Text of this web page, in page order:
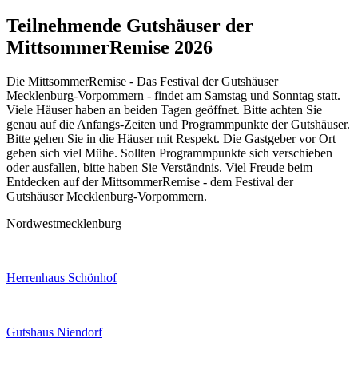
Teilnehmende Gutshäuser der
MittsommerRemise 2026
Die MittsommerRemise - Das Festival der Gutshäuser
Mecklenburg-Vorpommern - findet am Samstag und Sonntag statt.
Viele Häuser haben an beiden Tagen geöffnet. Bitte achten Sie
genau auf die Anfangs-Zeiten und Programmpunkte der Gutshäuser.
Bitte gehen Sie in die Häuser mit Respekt. Die Gastgeber vor Ort
geben sich viel Mühe. Sollten Programmpunkte sich verschieben
oder ausfallen, bitte haben Sie Verständnis. Viel Freude beim
Entdecken auf der MittsommerRemise - dem Festival der
Gutshäuser Mecklenburg-Vorpommern.
Nordwestmecklenburg
Herrenhaus Schönhof
Gutshaus Niendorf